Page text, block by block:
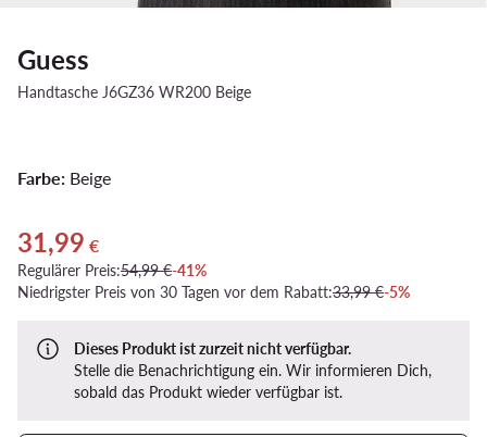
Guess
Handtasche J6GZ36 WR200 Beige
Farbe: Beige
Aktueller Preis 31,99 €
31,99 €
Regulärer Preis:54,99 €-41%
Niedrigster Preis von 30 Tagen vor dem Rabatt:33,99 €-5%
Dieses Produkt ist zurzeit nicht verfügbar.
Stelle die Benachrichtigung ein. Wir informieren Dich,
sobald das Produkt wieder verfügbar ist.